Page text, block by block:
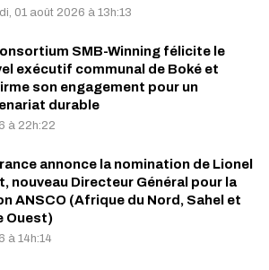
01 août 2026 à 13h:13
SMB-Winning félicite le
exécutif communal de Boké et
son engagement pour un
durable
à 22h:22
annonce la nomination de Lionel
nouveau Directeur Général pour la
ANSCO (Afrique du Nord, Sahel et
Ouest)
à 14h:14